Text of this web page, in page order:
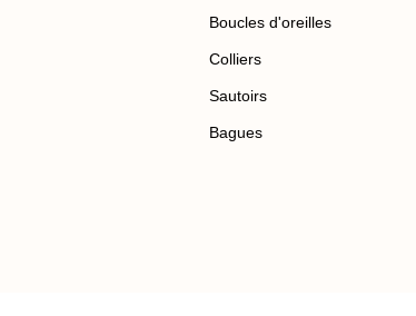
Boucles d'oreilles
Colliers
Sautoirs
Bagues